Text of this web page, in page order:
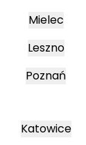
Mielec
Leszno
Poznań
Katowice